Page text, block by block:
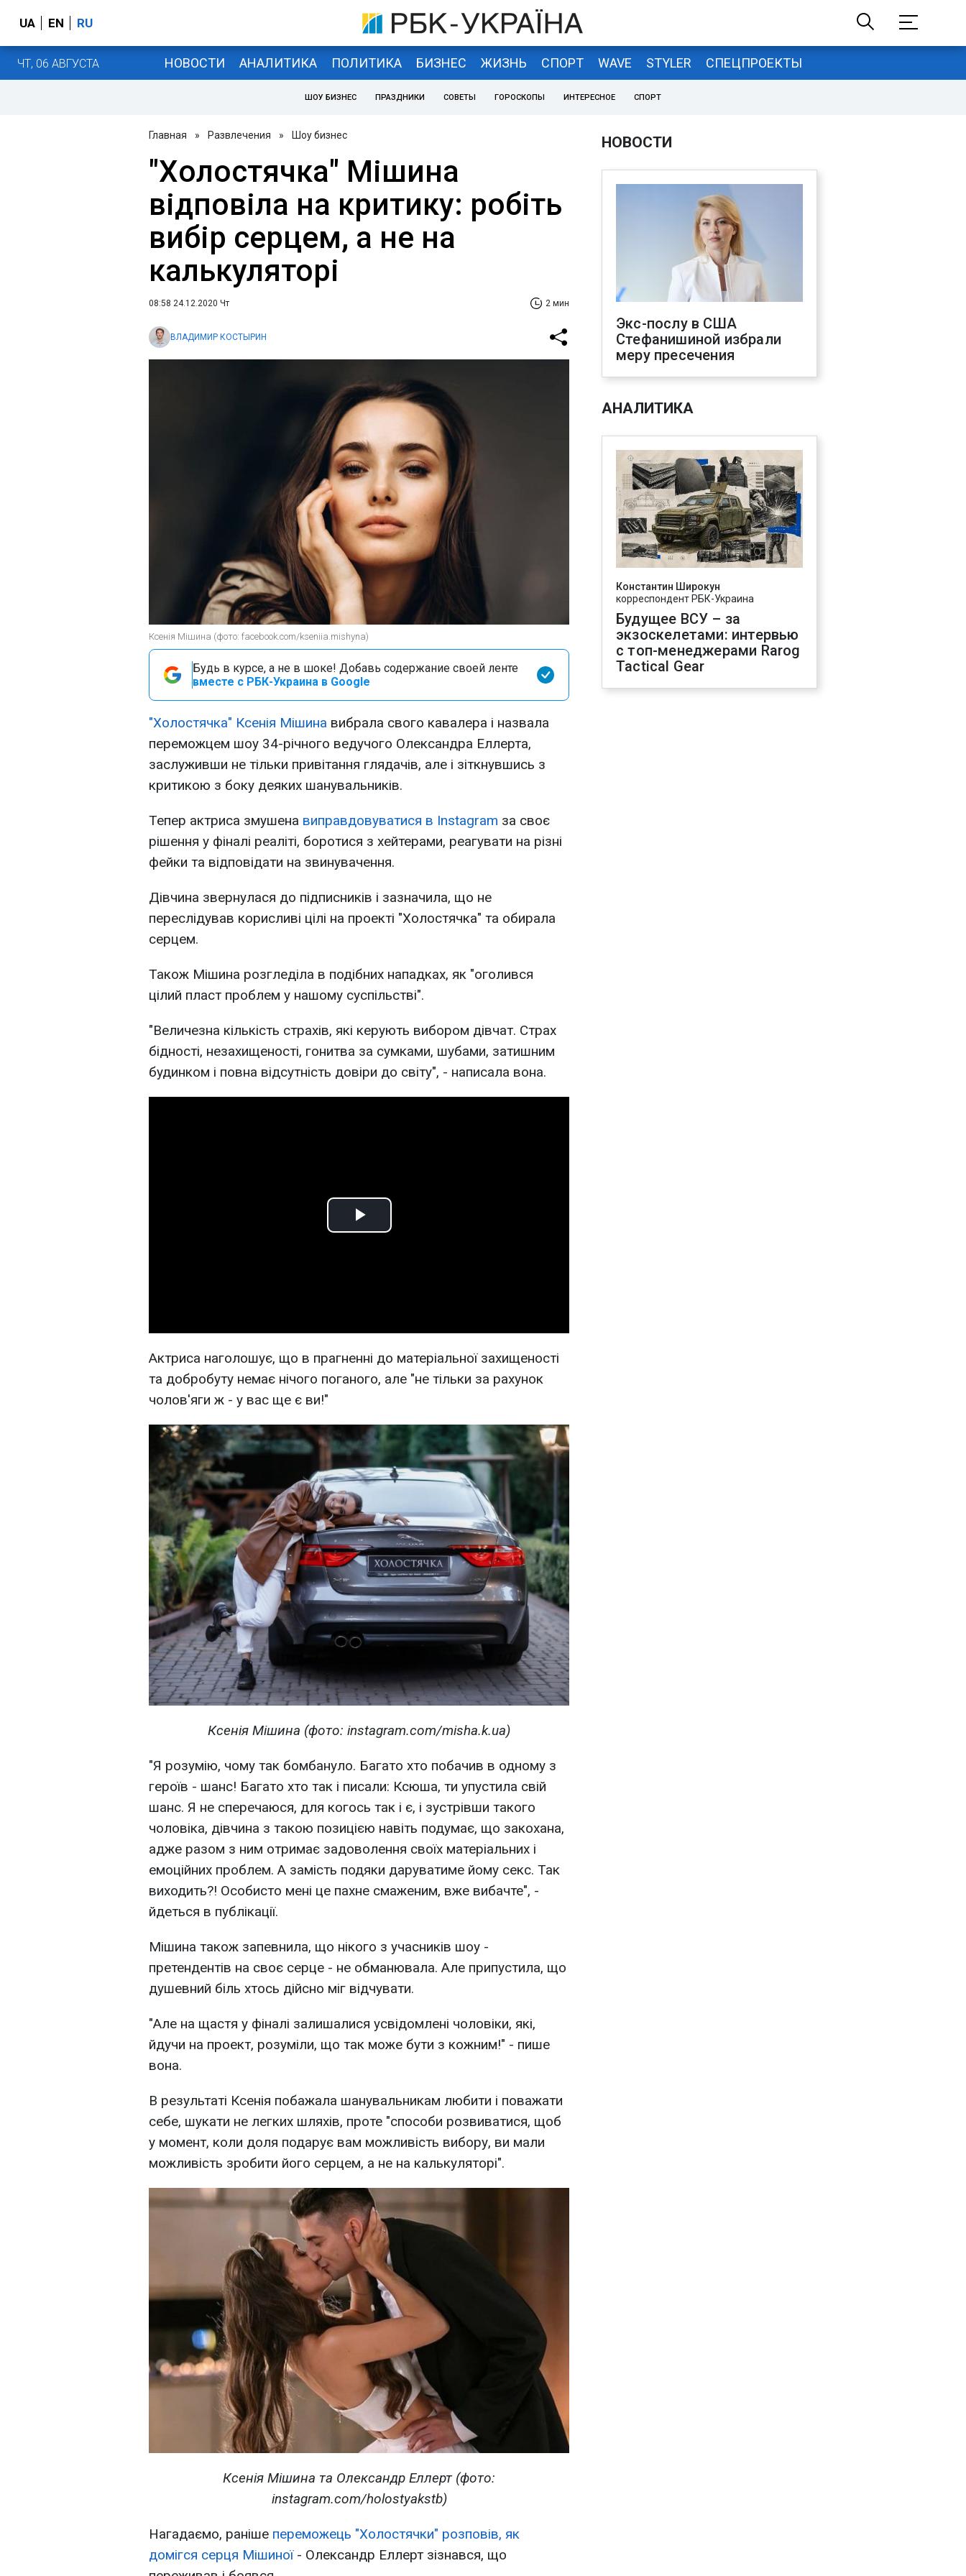
UA EN RU
ЧТ, 06 АВГУСТА НОВОСТИ АНАЛИТИКА ПОЛИТИКА БИЗНЕС ЖИЗНЬ СПОРТ WAVE STYLER СПЕЦПРОЕКТЫ
ШОУ БИЗНЕС ПРАЗДНИКИ СОВЕТЫ ГОРОСКОПЫ ИНТЕРЕСНОЕ СПОРТ
Главная » Развлечения » Шоу бизнес
"Холостячка" Мішина
відповіла на критику: робіть
вибір серцем, а не на
калькуляторі
08:58 24.12.2020 Чт 2 мин
ВЛАДИМИР КОСТЫРИН
Ксенія Мішина (фото: facebook.com/kseniia.mishyna)
Будь в курсе, а не в шоке! Добавь содержание своей ленте
вместе с РБК-Украина в Google
"Холостячка" Ксенія Мішина вибрала свого кавалера і назвала
переможцем шоу 34-річного ведучого Олександра Еллерта,
заслуживши не тільки привітання глядачів, але і зіткнувшись з
критикою з боку деяких шанувальників.
Тепер актриса змушена виправдовуватися в Instagram за своє
рішення у фіналі реаліті, боротися з хейтерами, реагувати на різні
фейки та відповідати на звинувачення.
Дівчина звернулася до підписників і зазначила, що не
переслідував корисливі цілі на проекті "Холостячка" та обирала
серцем.
Також Мішина розгледіла в подібних нападках, як "оголився
цілий пласт проблем у нашому суспільстві".
"Величезна кількість страхів, які керують вибором дівчат. Страх
бідності, незахищеності, гонитва за сумками, шубами, затишним
будинком і повна відсутність довіри до світу", - написала вона.
Play
Актриса наголошує, що в прагненні до матеріальної захищеності
та добробуту немає нічого поганого, але "не тільки за рахунок
чолов'яги ж - у вас ще є ви!"⠀
Ксенія Мішина (фото: instagram.com/misha.k.ua)
"Я розумію, чому так бомбануло. Багато хто побачив в одному з
героїв - шанс! Багато хто так і писали: Ксюша, ти упустила свій
шанс. Я не сперечаюся, для когось так і є, і зустрівши такого
чоловіка, дівчина з такою позицією навіть подумає, що закохана,
адже разом з ним отримає задоволення своїх матеріальних і
емоційних проблем. А замість подяки даруватиме йому секс. Так
виходить?! Особисто мені це пахне смаженим, вже вибачте", -
йдеться в публікації.
Мішина також запевнила, що нікого з учасників шоу -
претендентів на своє серце - не обманювала. Але припустила, що
душевний біль хтось дійсно міг відчувати.
"Але на щастя у фіналі залишалися усвідомлені чоловіки, які,
йдучи на проект, розуміли, що так може бути з кожним!" - пише
вона.
В результаті Ксенія побажала шанувальникам любити і поважати
себе, шукати не легких шляхів, проте "способи розвиватися, щоб
у момент, коли доля подарує вам можливість вибору, ви мали
можливість зробити його серцем, а не на калькуляторі".
Ксенія Мішина та Олександр Еллерт (фото:
instagram.com/holostyakstb)
Нагадаємо, раніше переможець "Холостячки" розповів, як
домігся серця Мішиної- Олександр Еллерт зізнався, що
НОВОСТИ
Экс-послу в США
Стефанишиной избрали
меру пресечения
АНАЛИТИКА
Константин Широкун
корреспондент РБК-Украина
Будущее ВСУ – за
экзоскелетами: интервью
с топ-менеджерами Rarog
Tactical Gear